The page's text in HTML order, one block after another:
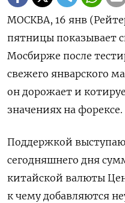
МОСКВА, 16 янв
пятницы показывает
Мосбирже после
свежего январского
он дорожает и
значениях на форексе.
Поддержкой
сегодняшнего дня
китайской валюты
к чему добавляются